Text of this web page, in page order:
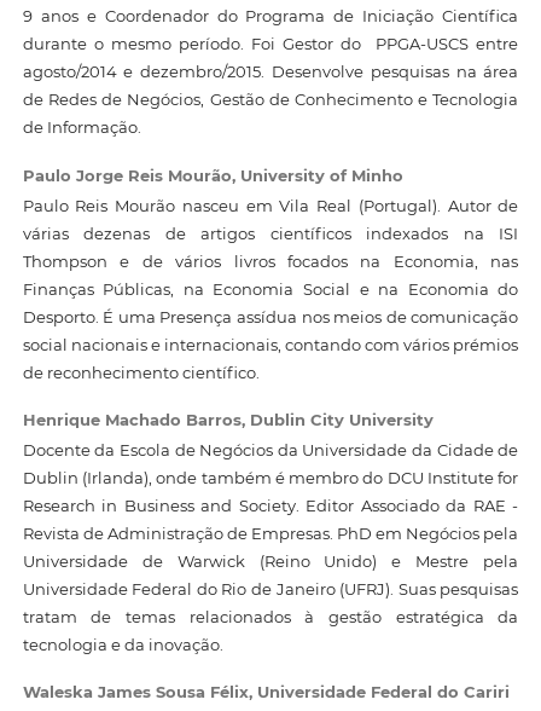
9 anos e Coordenador do Programa de Iniciação Científica
durante o mesmo período. Foi Gestor do PPGA-USCS entre
agosto/2014 e dezembro/2015. Desenvolve pesquisas na área
de Redes de Negócios, Gestão de Conhecimento e Tecnologia
de Informação.
Paulo Jorge Reis Mourão, University of Minho
Paulo Reis Mourão nasceu em Vila Real (Portugal). Autor de
várias dezenas de artigos científicos indexados na ISI
Thompson e de vários livros focados na Economia, nas
Finanças Públicas, na Economia Social e na Economia do
Desporto. É uma Presença assídua nos meios de comunicação
social nacionais e internacionais, contando com vários prémios
de reconhecimento científico.
Henrique Machado Barros, Dublin City University
Docente da Escola de Negócios da Universidade da Cidade de
Dublin (Irlanda), onde também é membro do DCU Institute for
Research in Business and Society. Editor Associado da RAE -
Revista de Administração de Empresas. PhD em Negócios pela
Universidade de Warwick (Reino Unido) e Mestre pela
Universidade Federal do Rio de Janeiro (UFRJ). Suas pesquisas
tratam de temas relacionados à gestão estratégica da
tecnologia e da inovação.
Waleska James Sousa Félix, Universidade Federal do Cariri